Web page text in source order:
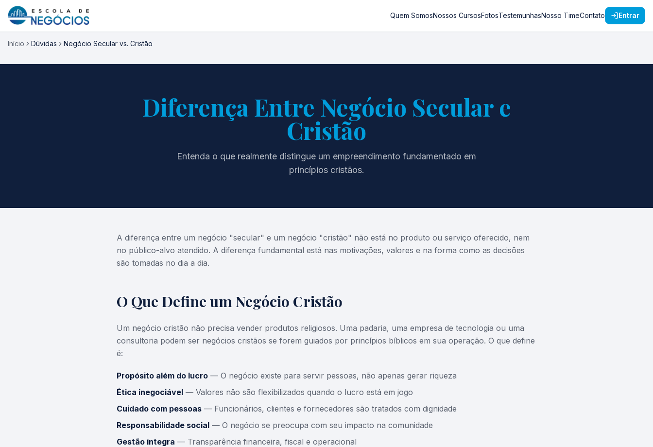
Quem SomosNossos CursosFotosTestemunhasNosso TimeContato Entrar
Início Dúvidas Negócio Secular vs. Cristão
Diferença Entre Negócio Secular e
Cristão
Entenda o que realmente distingue um empreendimento fundamentado em
princípios cristãos.
A diferença entre um negócio "secular" e um negócio "cristão" não está no produto ou serviço oferecido, nem
no público-alvo atendido. A diferença fundamental está nas motivações, valores e na forma como as decisões
são tomadas no dia a dia.
O Que Define um Negócio Cristão
Um negócio cristão não precisa vender produtos religiosos. Uma padaria, uma empresa de tecnologia ou uma
consultoria podem ser negócios cristãos se forem guiados por princípios bíblicos em sua operação. O que define
é:
Propósito além do lucro — O negócio existe para servir pessoas, não apenas gerar riqueza
Ética inegociável — Valores não são flexibilizados quando o lucro está em jogo
Cuidado com pessoas — Funcionários, clientes e fornecedores são tratados com dignidade
Responsabilidade social — O negócio se preocupa com seu impacto na comunidade
Gestão íntegra — Transparência financeira, fiscal e operacional